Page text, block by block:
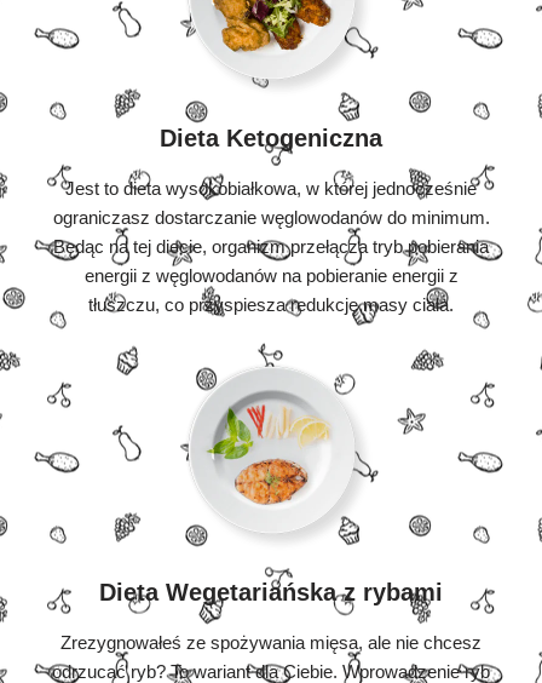
Dieta Ketogeniczna
Jest to dieta wysokobiałkowa, w której jednocześnie
ograniczasz dostarczanie węglowodanów do minimum.
Będąc na tej diecie, organizm przełącza tryb pobierania
energii z węglowodanów na pobieranie energii z
tłuszczu, co przyspiesza redukcję masy ciała.
Dieta Wegetariańska z rybami
Zrezygnowałeś ze spożywania mięsa, ale nie chcesz
odrzucać ryb? To wariant dla Ciebie. Wprowadzenie ryb